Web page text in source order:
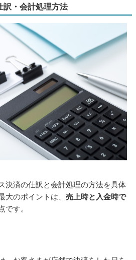
訳・会計処理方法
決済の仕訳と会計処理の方法を具体
大のポイントは、 売上時と入金時で
です。